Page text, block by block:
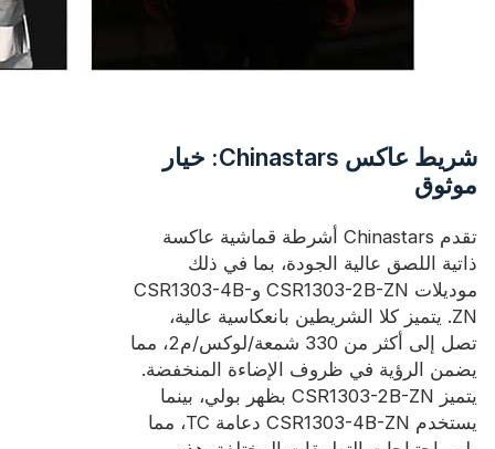
شريط عاكس Chinastars: خيار
موثوق
تقدم Chinastars أشرطة قماشية عاكسة
ذاتية اللصق عالية الجودة، بما في ذلك
موديلات CSR1303-2B-ZN وCSR1303-4B-
ZN. يتميز كلا الشريطين بانعكاسية عالية،
تصل إلى أكثر من 330 شمعة/لوكس/م2، مما
يضمن الرؤية في ظروف الإضاءة المنخفضة.
يتميز CSR1303-2B-ZN بظهر بولي، بينما
يستخدم CSR1303-4B-ZN دعامة TC، مما